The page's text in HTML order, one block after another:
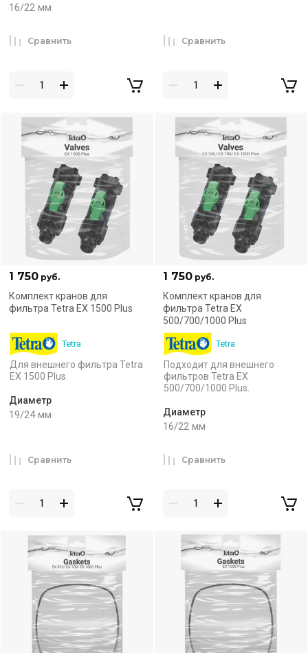
16/22 мм
Сравнить Сравнить
1 750 руб.
Комплект кранов для
фильтра Tetra EX 1500 Plus
Tetra
Для внешнего фильтра Tetra
EX 1500 Plus.
Диаметр
19/24 мм
Сравнить
1 750 руб.
Комплект кранов для
фильтра Tetra EX
500/700/1000 Plus
Tetra
Подходит для внешнего
фильтров Tetra EX
500/700/1000 Plus.
Диаметр
16/22 мм
Сравнить